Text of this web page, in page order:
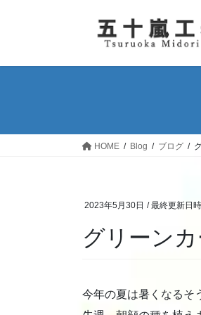
HOME Blog ブログ
2023年5月30日 / 最終更新日
グリーン
今年の夏は暑くなるそ